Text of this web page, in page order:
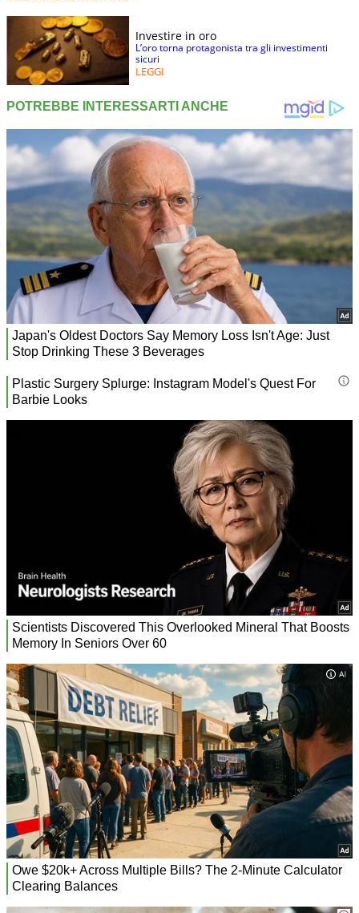
Investire in oro
L’oro torna protagonista tra gli investimenti
sicuri
LEGGI